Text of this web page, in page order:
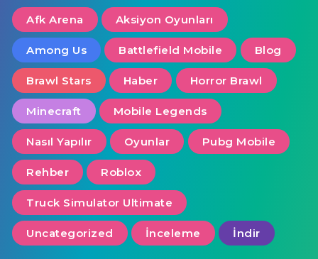
Afk Arena Aksiyon Oyunları
Among Us Battlefield Mobile Blog
Brawl Stars Haber Horror Brawl
Minecraft Mobile Legends
Nasıl Yapılır Oyunlar Pubg Mobile
Rehber Roblox
Truck Simulator Ultimate
Uncategorized İnceleme İndir